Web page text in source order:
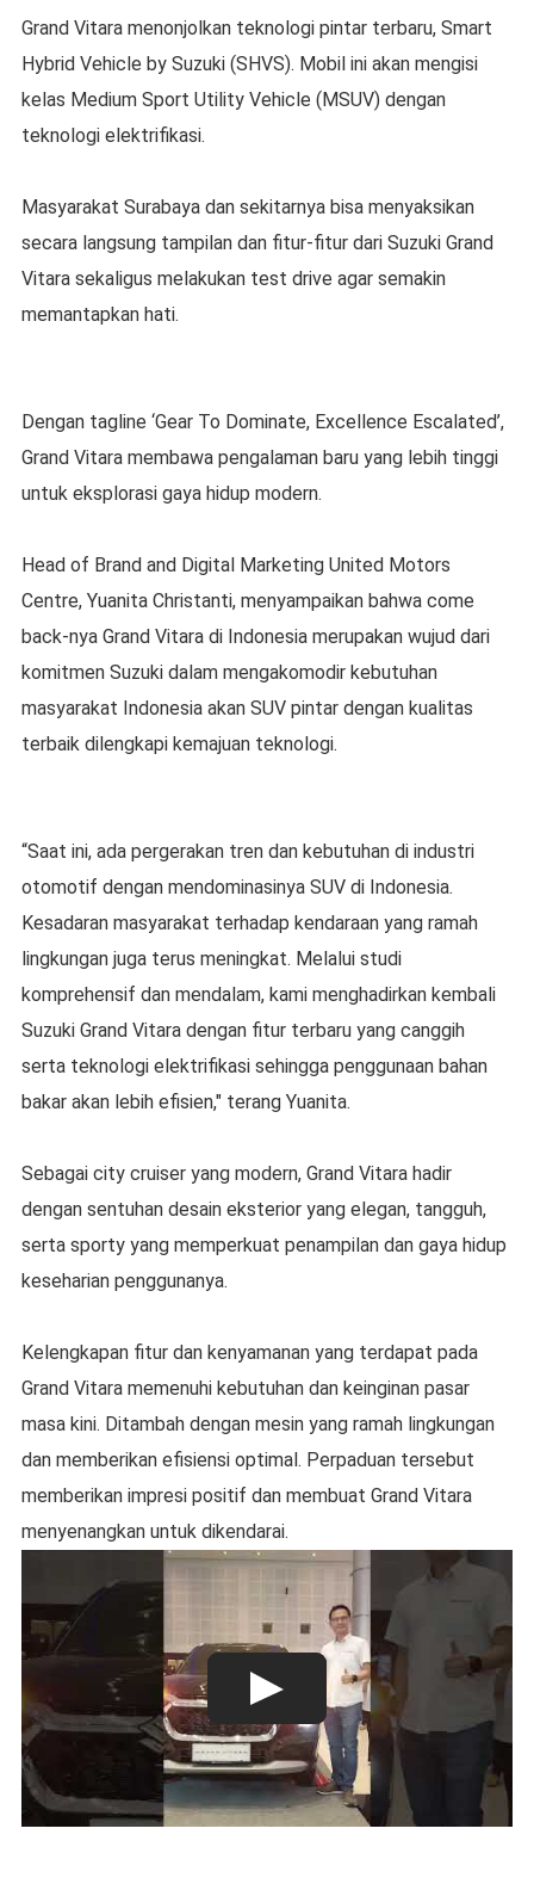
Grand Vitara menonjolkan teknologi pintar terbaru, Smart
Hybrid Vehicle by Suzuki (SHVS). Mobil ini akan mengisi
kelas Medium Sport Utility Vehicle (MSUV) dengan
teknologi elektrifikasi.
Masyarakat Surabaya dan sekitarnya bisa menyaksikan
secara langsung tampilan dan fitur-fitur dari Suzuki Grand
Vitara sekaligus melakukan test drive agar semakin
memantapkan hati.
Dengan tagline ‘Gear To Dominate, Excellence Escalated’,
Grand Vitara membawa pengalaman baru yang lebih tinggi
untuk eksplorasi gaya hidup modern.
Head of Brand and Digital Marketing United Motors
Centre, Yuanita Christanti, menyampaikan bahwa come
back-nya Grand Vitara di Indonesia merupakan wujud dari
komitmen Suzuki dalam mengakomodir kebutuhan
masyarakat Indonesia akan SUV pintar dengan kualitas
terbaik dilengkapi kemajuan teknologi.
“Saat ini, ada pergerakan tren dan kebutuhan di industri
otomotif dengan mendominasinya SUV di Indonesia.
Kesadaran masyarakat terhadap kendaraan yang ramah
lingkungan juga terus meningkat. Melalui studi
komprehensif dan mendalam, kami menghadirkan kembali
Suzuki Grand Vitara dengan fitur terbaru yang canggih
serta teknologi elektrifikasi sehingga penggunaan bahan
bakar akan lebih efisien," terang Yuanita.
Sebagai city cruiser yang modern, Grand Vitara hadir
dengan sentuhan desain eksterior yang elegan, tangguh,
serta sporty yang memperkuat penampilan dan gaya hidup
keseharian penggunanya.
Kelengkapan fitur dan kenyamanan yang terdapat pada
Grand Vitara memenuhi kebutuhan dan keinginan pasar
masa kini. Ditambah dengan mesin yang ramah lingkungan
dan memberikan efisiensi optimal. Perpaduan tersebut
memberikan impresi positif dan membuat Grand Vitara
menyenangkan untuk dikendarai.